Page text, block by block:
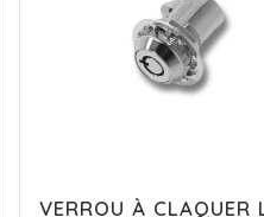
VERROU À CLAQUER